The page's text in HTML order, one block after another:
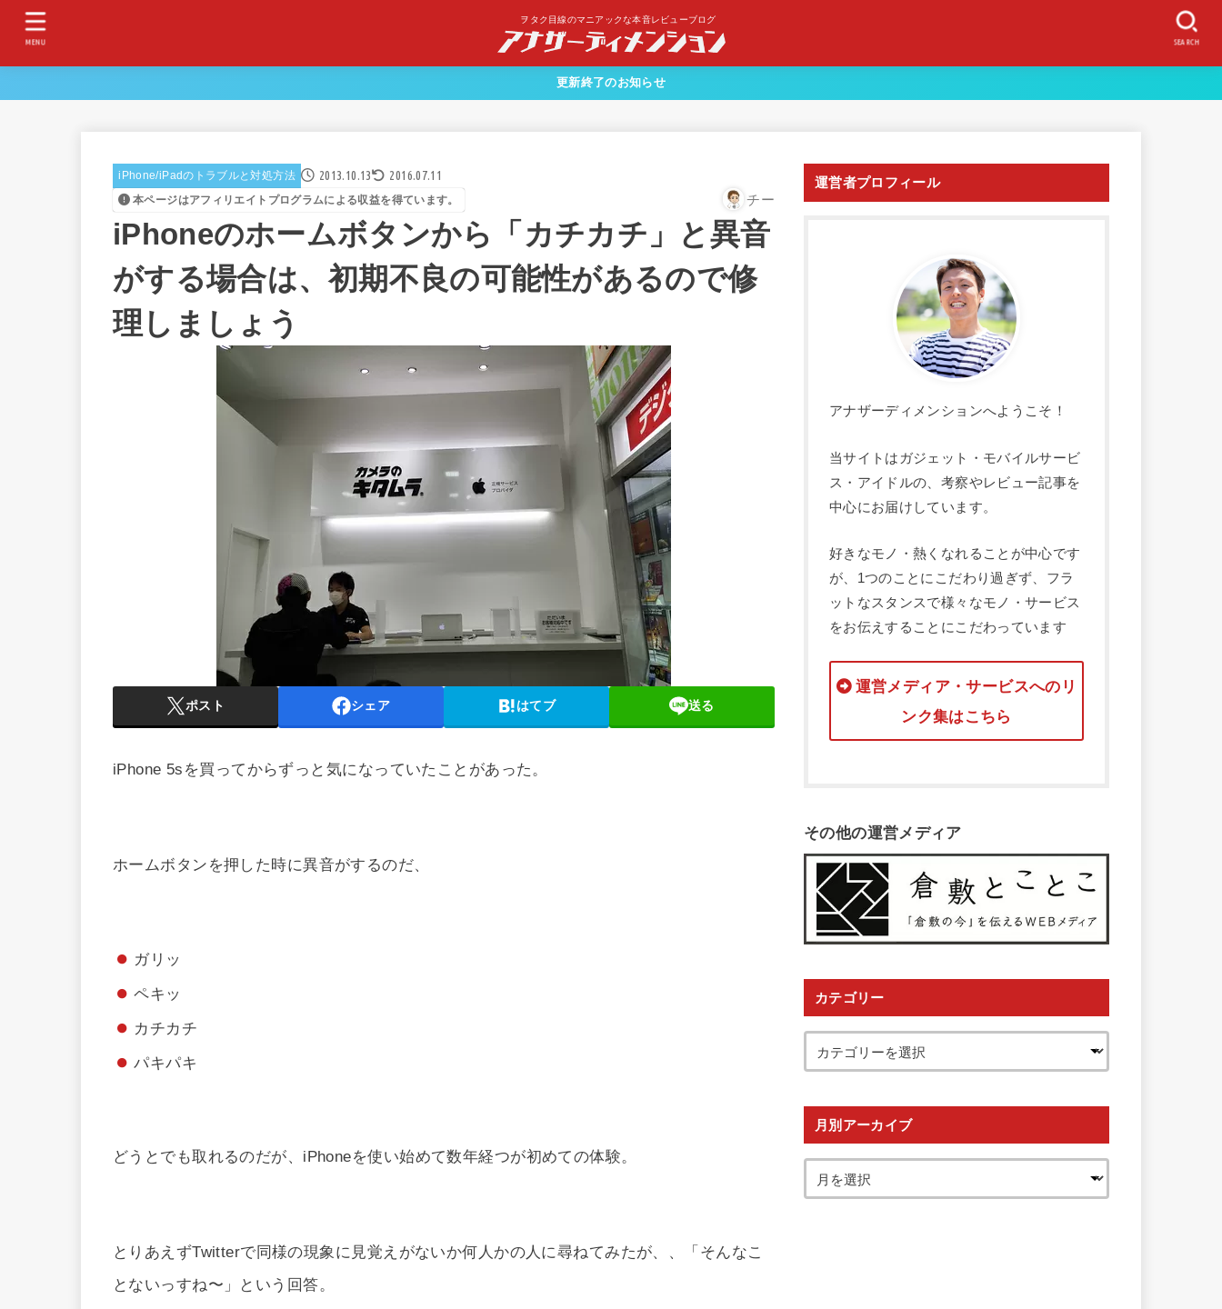
ヲタク目線のマニアックな本音レビューブログ
SEARCH
MENU
更新終了のお知らせ
iPhone/iPadのトラブルと対処方法 2013.10.13 2016.07.11
本ページはアフィリエイトプログラムによる収益を得ています。 チー
iPhoneのホームボタンから「カチカチ」と異音
がする場合は、初期不良の可能性があるので修
理しましょう
ポスト シェア はてブ 送る
iPhone 5sを買ってからずっと気になっていたことがあった。
ホームボタンを押した時に異音がするのだ、
ガリッ
ペキッ
カチカチ
パキパキ
どうとでも取れるのだが、iPhoneを使い始めて数年経つが初めての体験。
とりあえずTwitterで同様の現象に見覚えがないか何人かの人に尋ねてみたが、、「そんなこ
とないっすね〜」という回答。
運営者プロフィール
アナザーディメンションへようこそ！
当サイトはガジェット・モバイルサービ
ス・アイドルの、考察やレビュー記事を
中心にお届けしています。
好きなモノ・熱くなれることが中心です
が、1つのことにこだわり過ぎず、フラ
ットなスタンスで様々なモノ・サービス
をお伝えすることにこだわっています
運営メディア・サービスへのリ
ンク集はこちら
その他の運営メディア
カテゴリー
月別アーカイブ